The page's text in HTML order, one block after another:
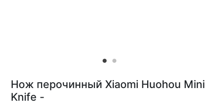
Нож перочинный Xiaomi Huohou Mini
Knife -